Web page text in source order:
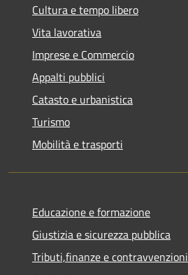
Cultura e tempo libero
Vita lavorativa
Imprese e Commercio
Appalti pubblici
Catasto e urbanistica
Turismo
Mobilità e trasporti
Educazione e formazione
Giustizia e sicurezza pubblica
Tributi,finanze e contravvenzioni